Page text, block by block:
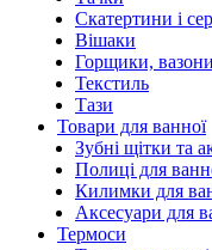
Скатертини і
Вішаки
Горщики, вазони
Текстиль
Тази
Товари для ванної
Зубні щітки та
Полиці для
Килимки для
Аксесуари для
Термоси